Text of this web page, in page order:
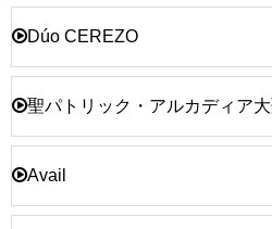
Dúo CEREZO
聖パトリック・アルカディア
Avail